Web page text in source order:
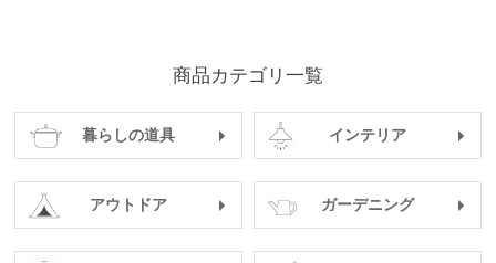
商品カテゴリ一覧
暮らしの道具 インテリア
アウトドア ガーデニング